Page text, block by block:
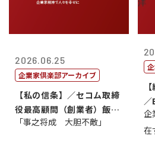
2026.06.25
企業家倶楽部アーカイブ
【私の信条】／セコム取締
役最高顧問（創業者）飯田
亮
「事之将成 大胆不敵」
藤
企
在